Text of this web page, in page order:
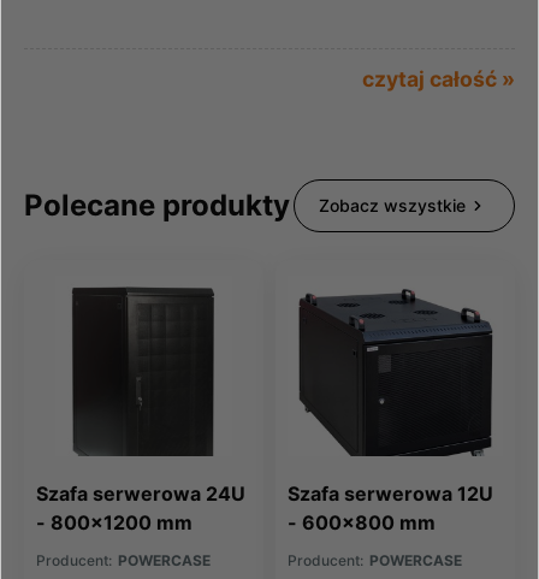
czytaj całość »
Polecane produkty Zobacz wszystkie
Szafa serwerowa 24U
- 800x1200 mm
Producent: POWERCASE
Szafa serwerowa 12U
- 600x800 mm
Producent: POWERCASE